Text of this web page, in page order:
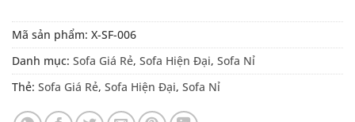
Mã sản phẩm: X-SF-006
Danh mục: Sofa Giá Rẻ, Sofa Hiện Đại, Sofa Nỉ
Thẻ: Sofa Giá Rẻ, Sofa Hiện Đại, Sofa Nỉ